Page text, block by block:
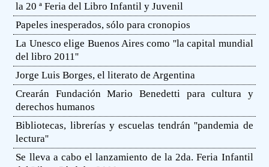
la 20 ª Feria del Libro Infantil y Juvenil
Papeles inesperados, sólo para cronopios
La Unesco elige Buenos Aires como ''la capital mundial
del libro 2011''
Jorge Luis Borges, el literato de Argentina
Crearán Fundación Mario Benedetti para cultura y
derechos humanos
Bibliotecas, librerías y escuelas tendrán ''pandemia de
lectura''
Se lleva a cabo el lanzamiento de la 2da. Feria Infantil